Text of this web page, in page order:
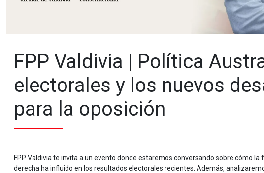
FPP Valdivia | Política
electorales y los nuevos
para la oposición
FPP Valdivia te invita a un evento donde estaremos conversando sobre cómo
derecha ha influido en los resultados electorales recientes. Además,